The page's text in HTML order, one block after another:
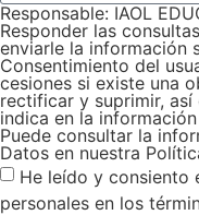
Responsable: IAOL
Responder las
enviarle la información
Consentimiento del
cesiones si existe una
rectificar y suprimir,
indica en la
Puede consultar la
Datos en nuestra
He leído y consiento
personales en los